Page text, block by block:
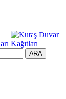
ARA